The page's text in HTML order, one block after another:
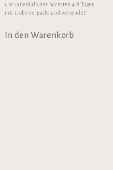
uns innerhalb der nächsten 4-8 Tagen
mit Liebe verpackt und versendet!
In den Warenkorb